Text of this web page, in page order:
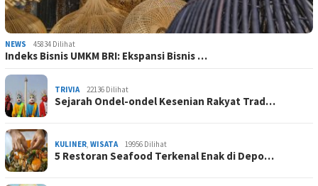
NEWS 45834 Dilihat
Indeks Bisnis UMKM BRI: Ekspansi Bisnis …
TRIVIA 22136 Dilihat
Sejarah Ondel-ondel Kesenian Rakyat Trad…
KULINER, WISATA 19956 Dilihat
5 Restoran Seafood Terkenal Enak di Depo…